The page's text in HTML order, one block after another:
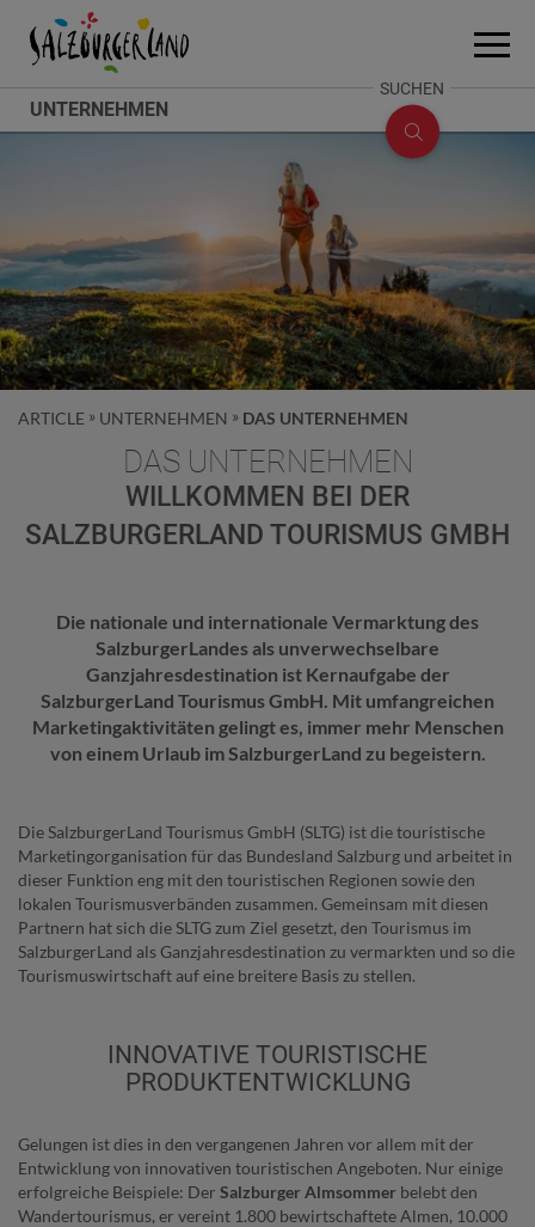
Zum InhaltAccesskey
[0]
Zum SeitenanfangAccesskey
[1]
Zum Fuß-BereichAccesskey
[2]
UNTERNEHMEN
Menü
SUCHEN
SUCHE
ÖFFNEN
ARTICLE UNTERNEHMEN DAS UNTERNEHMEN
DAS UNTERNEHMEN
WILLKOMMEN BEI DER
SALZBURGERLAND TOURISMUS GMBH
Die nationale und internationale Vermarktung des
SalzburgerLandes als unverwechselbare
Ganzjahresdestination ist Kernaufgabe der
SalzburgerLand Tourismus GmbH. Mit umfangreichen
Marketingaktivitäten gelingt es, immer mehr Menschen
von einem Urlaub im SalzburgerLand zu begeistern.
Die SalzburgerLand Tourismus GmbH (SLTG) ist die touristische
Marketingorganisation für das Bundesland Salzburg und arbeitet in
dieser Funktion eng mit den touristischen Regionen sowie den
lokalen Tourismusverbänden zusammen. Gemeinsam mit diesen
Partnern hat sich die SLTG zum Ziel gesetzt, den Tourismus im
SalzburgerLand als Ganzjahresdestination zu vermarkten und so die
Tourismuswirtschaft auf eine breitere Basis zu stellen.
INNOVATIVE TOURISTISCHE
PRODUKTENTWICKLUNG
Gelungen ist dies in den vergangenen Jahren vor allem mit der
Entwicklung von innovativen touristischen Angeboten. Nur einige
erfolgreiche Beispiele: Der Salzburger Almsommer belebt den
Wandertourismus, er vereint 1.800 bewirtschaftete Almen, 10.000